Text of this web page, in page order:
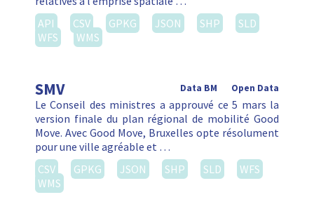
API
CSV GPKG JSON SHP
SLD
WFS
WMS
SMV Open Data
Data BM
Le Conseil des ministres a approuvé ce 5 mars la
version finale du plan régional de mobilité Good
Move. Avec Good Move, Bruxelles opte résolument
pour une ville agréable et …
CSV
GPKG JSON SHP SLD
WFS
WMS